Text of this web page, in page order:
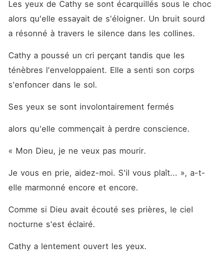
Les yeux de Cathy se sont écarquillés sous le choc
alors qu'elle essayait de s'éloigner. Un bruit sourd
a résonné à travers le silence dans les collines.
Cathy a poussé un cri perçant tandis que les
ténèbres l'enveloppaient. Elle a senti son corps
s'enfoncer dans le sol.
Ses yeux se sont involontairement fermés
alors qu'elle commençait à perdre conscience.
« Mon Dieu, je ne veux pas mourir.
Je vous en prie, aidez-moi. S'il vous plaît... », a-t-
elle marmonné encore et encore.
Comme si Dieu avait écouté ses prières, le ciel
nocturne s'est éclairé.
Cathy a lentement ouvert les yeux.